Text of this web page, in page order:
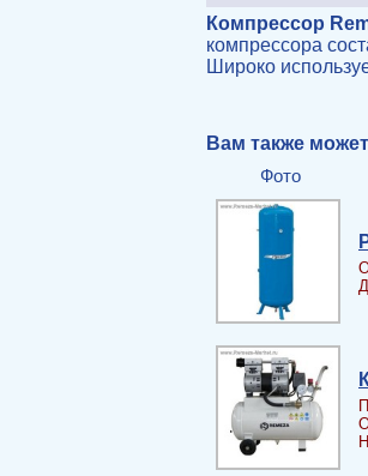
Компрессор
компрессора
Широко
Вам также
Фото